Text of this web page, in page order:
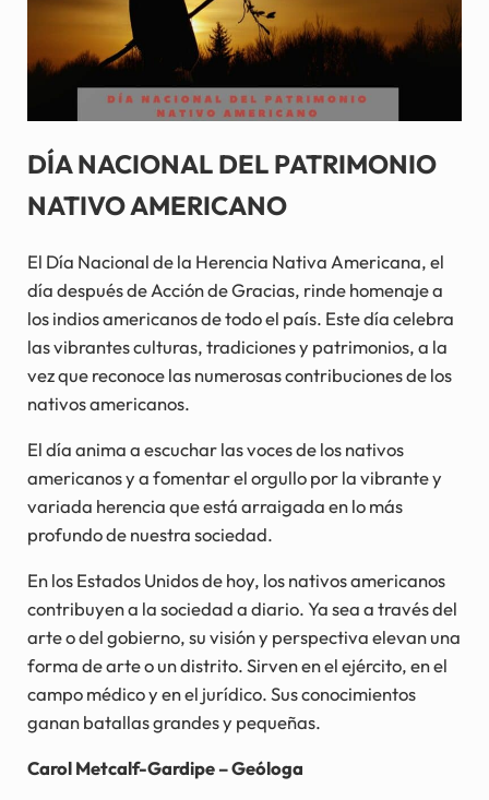
DÍA NACIONAL DEL PATRIMONIO
NATIVO AMERICANO
El Día Nacional de la Herencia Nativa Americana, el
día después de Acción de Gracias, rinde homenaje a
los indios americanos de todo el país. Este día celebra
las vibrantes culturas, tradiciones y patrimonios, a la
vez que reconoce las numerosas contribuciones de los
nativos americanos.
El día anima a escuchar las voces de los nativos
americanos y a fomentar el orgullo por la vibrante y
variada herencia que está arraigada en lo más
profundo de nuestra sociedad.
En los Estados Unidos de hoy, los nativos americanos
contribuyen a la sociedad a diario. Ya sea a través del
arte o del gobierno, su visión y perspectiva elevan una
forma de arte o un distrito. Sirven en el ejército, en el
campo médico y en el jurídico. Sus conocimientos
ganan batallas grandes y pequeñas.
Carol Metcalf-Gardipe – Geóloga